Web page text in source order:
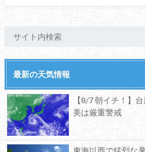
最新の天気情報
【8/7 朝イチ！】
美は厳重警戒
東海以西で猛烈な